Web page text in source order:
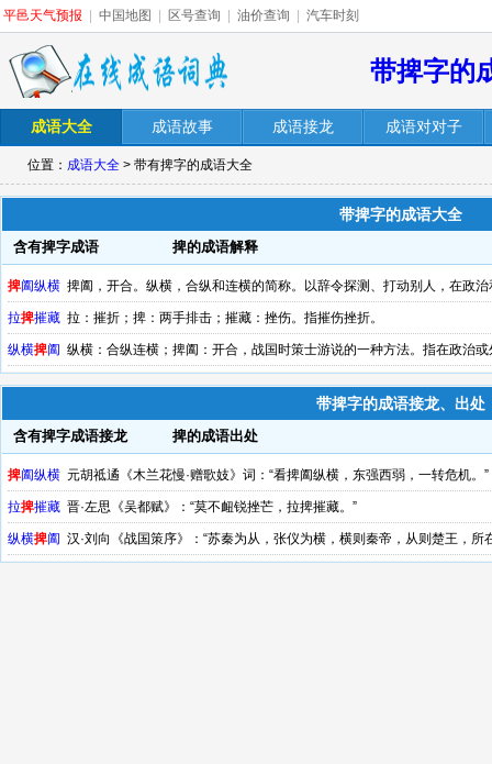
平邑天气预报 中国地图 区号查询 油价查询 汽车时刻
带捭字的
成语大全 成语故事 成语接龙 成语对对子
位置： 成语大全 > 带有捭字的成语大全
带捭字的成语大全
含有捭字成语 捭的成语解释
捭阖纵横 捭阖，开合。纵横，合纵和连横的简称。以辞令探测、打动别人，在政
拉捭摧藏 拉：摧折；捭：两手排击；摧藏：挫伤。指摧伤挫折。
纵横捭阖 纵横：合纵连横；捭阖：开合，战国时策士游说的一种方法。指在政治
带捭字的成语接龙、出处
含有捭字成语接龙 捭的成语出处
捭阖纵横 元胡祗遹《木兰花慢·赠歌妓》词：“看捭阖纵横，东强西弱，一转危机。”
拉捭摧藏 晋·左思《吴都赋》：“莫不衄锐挫芒，拉捭摧藏。”
纵横捭阖 汉·刘向《战国策序》：“苏秦为从，张仪为横，横则秦帝，从则楚王，所